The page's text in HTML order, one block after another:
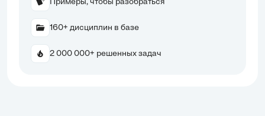
Примеры, чтобы разобраться
160+ дисциплин в базе
2 000 000+ решенных задач